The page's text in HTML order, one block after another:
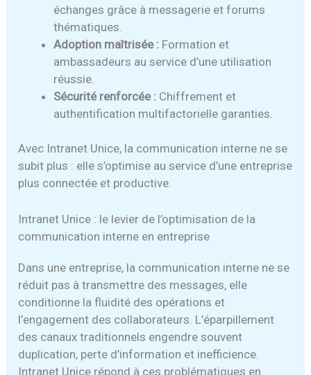
échanges grâce à messagerie et forums
thématiques.
Adoption maîtrisée : Formation et
ambassadeurs au service d’une utilisation
réussie.
Sécurité renforcée : Chiffrement et
authentification multifactorielle garanties.
Avec Intranet Unice, la communication interne ne se
subit plus : elle s’optimise au service d’une entreprise
plus connectée et productive.
Intranet Unice : le levier de l’optimisation de la
communication interne en entreprise
Dans une entreprise, la communication interne ne se
réduit pas à transmettre des messages, elle
conditionne la fluidité des opérations et
l’engagement des collaborateurs. L’éparpillement
des canaux traditionnels engendre souvent
duplication, perte d’information et inefficience.
Intranet Unice répond à ces problématiques en